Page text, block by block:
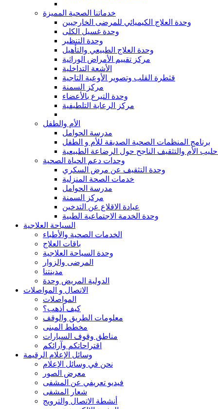
خدماتنا الصحية المميزة
وحدة العلاج الكيميائي للمرضى الخارجيين
وحدة غسيل الكلى
وحدة التنظير
وحدة العلاج الطبيعي والتأهيل
مركز تقييم الأمراض الوراثية
الأشعة التداخلية
قثطرة القلب وتصوير الأوعية التاجية
مركز السمنة
وحدة التبرع بالأعضاء
مركز الرعاية التلطيفية
الأم والطفل
مدرسة الحوامل
برنامج المنظمات الصحية الصديقة للأم و الطفل
حليب الأم والتثقيف الناجح حول الرضاعة الطبيعية
وحدات دعم الحياة الصحية
وحدة التثقيف عن مرض السكري
خدمات الصحة المنزلية
مدرسة الحوامل
مركز السمنة
عيادة الاقلاع عن التدخين
وحدة الخدمة الاجتماعية الطبية
السياحة العلاجية
الخدمات الصحية والأطباء
باقات العلاج
وحدة السياحة العلاجية
المرضى والزوار
مدينتنا
الدولية المريض وحدة
الاتصال و المواصلات
المواصلات
كيف أذهب؟
معلومات الطريق والوقف
مخطط المبنى
مناطق وقوف السيارات
اقتراحاتكم وآرائكم
وسائل الإعلام الرقيمة
نحن في وسائل الإعلام
معرض الصور
فيديو تعريفي عن المشفى
شعار المشفى
أنشطة الاتصال والترويج